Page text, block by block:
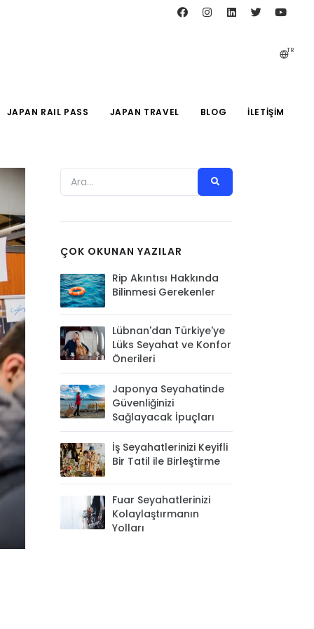
TR
JAPAN RAIL PASS JAPAN TRAVEL BLOG İLETIŞIM
ÇOK OKUNAN YAZILAR
Rip Akıntısı Hakkında
Bilinmesi Gerekenler
Lübnan'dan Türkiye'ye
Lüks Seyahat ve Konfor
Önerileri
Japonya Seyahatinde
Güvenliğinizi
Sağlayacak İpuçları
İş Seyahatlerinizi Keyifli
Bir Tatil ile Birleştirme
Fuar Seyahatlerinizi
Kolaylaştırmanın
Yolları